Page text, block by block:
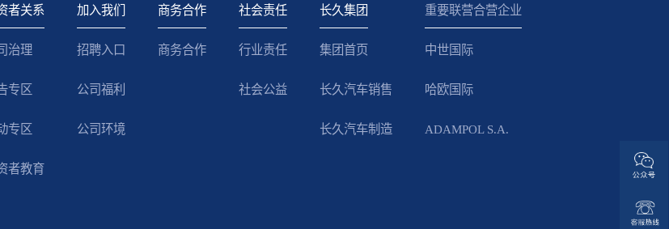
者关系
治理
专区
专区
者教育
加入我们
招聘入口
公司福利
公司环境
商务合作
商务合作
社会责任
行业责任
社会公益
长久集团
集团首页
长久汽车销售
长久汽车制造
重要联营合营企业
中世国际
哈欧国际
ADAMPOL S.A.